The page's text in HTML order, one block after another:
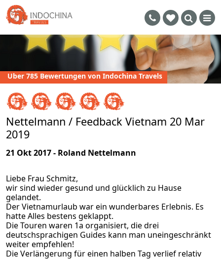
Uber 785 Bewertungen von Indochina Travels
Nettelmann / Feedback Vietnam 20 Mar
2019
21 Okt 2017 - Roland Nettelmann
Liebe Frau Schmitz,
wir sind wieder gesund und glücklich zu Hause
gelandet.
Der Vietnamurlaub war ein wunderbares Erlebnis. Es
hatte Alles bestens geklappt.
Die Touren waren 1a organisiert, die drei
deutschsprachigen Guides kann man uneingeschränkt
weiter empfehlen!
Die Verlängerung für einen halben Tag verlief relativ